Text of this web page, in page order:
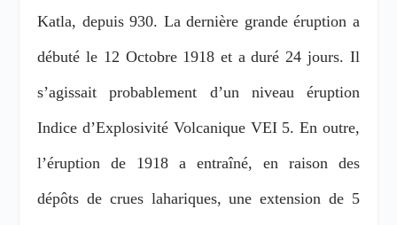
Katla, depuis 930. La dernière grande éruption a
débuté le 12 Octobre 1918 et a duré 24 jours. Il
s’agissait probablement d’un niveau éruption
Indice d’Explosivité Volcanique VEI 5. En outre,
l’éruption de 1918 a entraîné, en raison des
dépôts de crues lahariques, une extension de 5